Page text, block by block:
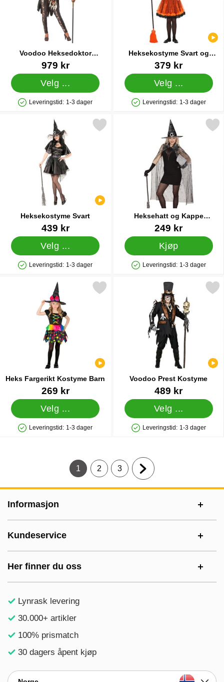
Voodoo Heksedoktor
Karnevalkostyme Deluxe
Varenummer 39120
979 kr
Velg ...
Produkttilgjengelighet: På lager
Leveringstid: 1-3 dager
Heksekostyme Svart og
Oransje Barn
Varenummer 39173
379 kr
Velg ...
Produkttilgjengelighet: På lager
Leveringstid: 1-3 dager
Heksekostyme Svart
Varenummer 39234
439 kr
Velg ...
Produkttilgjengelighet: På lager
Leveringstid: 1-3 dager
Merk heksekostyme Svart som favoritt
Heksehatt og Kappe
Spindelvev
Varenummer 39266
249 kr
Kjøp
Produkttilgjengelighet: På lager
Leveringstid: 1-3 dager
Merk heksehatt og Kappe
Heks Fargerikt Kostyme Barn
Varenummer 39315
269 kr
Velg ...
Produkttilgjengelighet: På lager
Leveringstid: 1-3 dager
Merk heks Fargerikt Kostyme Barn som favoritt
Voodoo Prest Kostyme
Varenummer 39324
489 kr
Velg ...
Produkttilgjengelighet: På lager
Leveringstid: 1-3 dager
Merk voodoo Prest
Gjeldende side, Side
1
Gå til side
2
Gå til side
3
Gå til neste side
Informasjon
Kundeservice
Her finner du oss
Lynrask levering
30.000+ artikler
100% prismatch
30 dagers åpent kjøp